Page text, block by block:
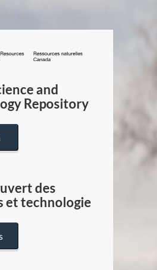
/
Canada
and
Repository
des
et technologie